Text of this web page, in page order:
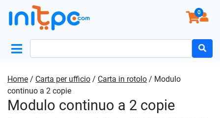
0
Home / Carta per ufficio / Carta in rotolo / Modulo
continuo a 2 copie
Modulo continuo a 2 copie